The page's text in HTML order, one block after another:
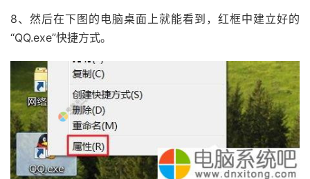
8、然后在下图的电脑桌面上就能看到，红框中建立好的
“QQ.exe”快捷方式。